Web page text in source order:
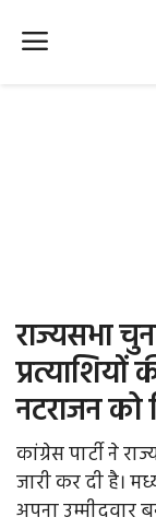
Office Office
Political Gossips
Farm & Food
Opinion
राज्यसभा
प्रत्याशियों
नटराजन को
कांग्रेस पार्टी ने
जारी कर दी है।
अपना उम्मीदवार